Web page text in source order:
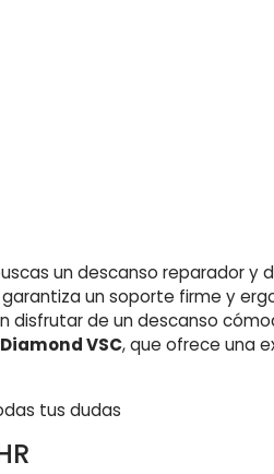
un descanso reparador
un soporte firme y
disfrutar de un descanso
VSC, que ofrece una
tus dudas